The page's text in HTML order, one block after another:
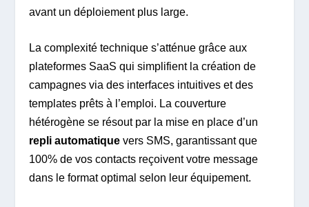
avant un déploiement plus large.
La complexité technique s’atténue grâce aux
plateformes SaaS qui simplifient la création de
campagnes via des interfaces intuitives et des
templates prêts à l’emploi. La couverture
hétérogène se résout par la mise en place d’un
repli automatique vers SMS, garantissant que
100% de vos contacts reçoivent votre message
dans le format optimal selon leur équipement.